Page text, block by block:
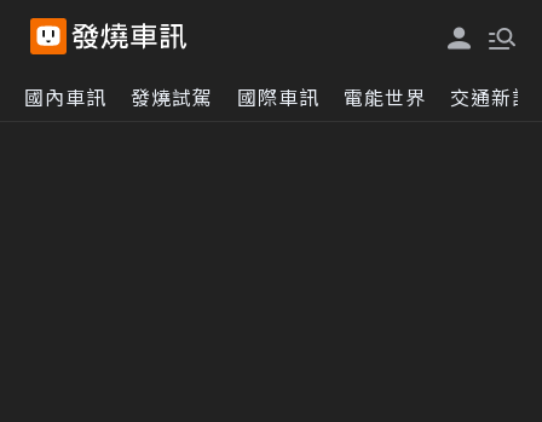
國內車訊 發燒試駕 國際車訊 電能世界 交通新訊